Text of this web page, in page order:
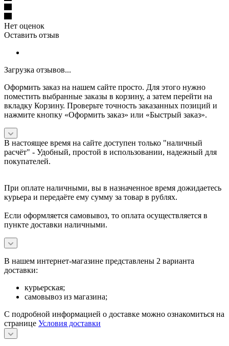
Нет оценок
Оставить отзыв
Загрузка отзывов...
Оформить заказ на нашем сайте просто. Для этого нужно
поместить выбранные заказы в корзину, а затем перейти на
вкладку Корзину. Проверьте точность заказанных позиций и
нажмите кнопку «Оформить заказ» или «Быстрый заказ».
В настоящее время на сайте доступен только "наличный
расчёт" - Удобный, простой в использовании, надежный для
покупателей.
При оплате наличными, вы в назначенное время дожидаетесь
курьера и передаёте ему сумму за товар в рублях.
Если оформляется самовывоз, то оплата осуществляется в
пункте доставки наличными.
В нашем интернет-магазине представлены 2 варианта
доставки:
курьерская;
самовывоз из магазина;
С подробной информацией о доставке можно ознакомиться на
странице Условия доставки